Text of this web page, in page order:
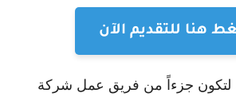
هنا للتقديم الآن
لتكون جزءاً من فريق عمل شركة